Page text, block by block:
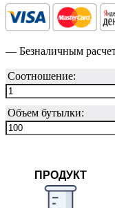
— Безналичным
Соотношение:
Объем бутылки:
ПРОДУКТ